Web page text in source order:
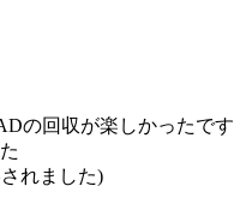
の回収が楽しかったです
れました)